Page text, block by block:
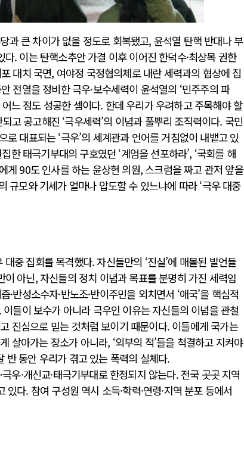
과 큰 차이가 없을 정도로 회복됐고, 윤석열 탄핵 반대나 부
. 이는 탄핵소추안 가결 이후 이어진 한덕수·최상목 권한
대치 국면, 여야정 국정협의체로 내란 세력과의 협상에 집
전열을 정비한 극우·보수세력이 윤석열의 ‘민주주의 파
느 정도 성공한 셈이다. 한데 우리가 우려하고 주목해야 할
고 공고해진 ‘극우세력’의 이념과 풀뿌리 조직력이다. 국민
대표되는 ‘극우’의 세계관과 언어를 거침없이 내뱉고 있
태극기부대의 구호였던 ‘계엄을 선포하라’, ‘국회를 해
게 90도 인사를 하는 윤상현 의원, 스크럼을 짜고 관저 앞을
규모와 기세가 얼마나 압도할 수 있느냐에 따라 ‘극우 대중
중 집회를 목격했다. 자신들만의 ‘진실’에 매몰된 발언들
아닌, 자신들의 정치 이념과 목표를 분명히 가진 세력임
반성소수자·반노조·반이주민을 외치면서 ‘애국’을 핵심적
들이 보수가 아니라 극우인 이유는 자신들의 이념을 관철
진심으로 믿는 것처럼 보이기 때문이다. 이들에게 국가는
살아가는 장소가 아니라, ‘외부의 적’들을 척결하고 지켜야
반 동안 우리가 겪고 있는 폭력의 실체다.
우·개신교·태극기부대로 한정되지 않는다. 전국 곳곳 지역
다. 참여 구성원 역시 소득·학력·연령·지역 분포 등에서